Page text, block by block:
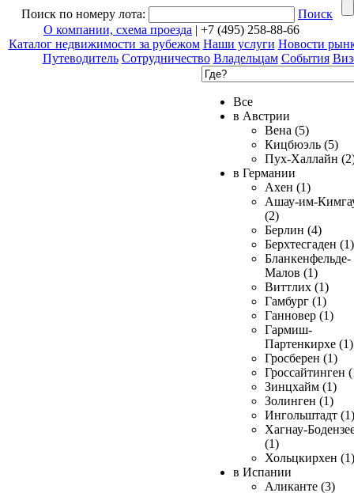
Поиск по номеру лота:
Поиск
О компании, схема проезда | +7 (495) 258-88-66
Каталог недвижимости за рубежом Наши услуги Новости
Путеводитель Сотрудничество Владельцам События
Все
в Австрии
Вена (5)
Кицбюэль (5)
Пух-Халлайн
в Германии
Ахен (1)
Ашау-им-
(2)
Берлин (4)
Берхтесгаден (1)
Бланкенфельде-
Малов (1)
Виттлих (1)
Гамбург (1)
Ганновер (1)
Гармиш-
Партенкирхе (1)
Гросберен (1)
Гроссайтинген
Зинцхайм (1)
Золинген (1)
Ингольштадт (1)
Хагнау-
(1)
Хольцкирхен (1)
в Испании
Аликанте (3)